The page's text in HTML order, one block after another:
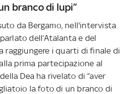
branco di lupi”
da Bergamo, nell'intervista
dell’Atalanta e del
raggiungere i quarti di finale di
prima partecipazione al
Dea ha rivelato di “aver
la foto di un branco di